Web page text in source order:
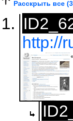
Расскрыть все
http://